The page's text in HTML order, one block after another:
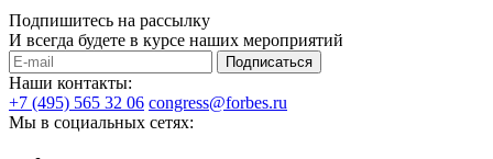
Подпишитесь на рассылку
И всегда будете в курсе наших мероприятий
Подписаться
Наши контакты:
+7 (495) 565 32 06 congress@forbes.ru
Мы в социальных сетях: